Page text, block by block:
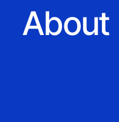
About